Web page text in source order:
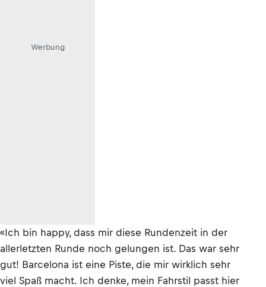
Werbung
«Ich bin happy, dass mir diese Rundenzeit in der
allerletzten Runde noch gelungen ist. Das war sehr
gut! Barcelona ist eine Piste, die mir wirklich sehr
viel Spaß macht. Ich denke, mein Fahrstil passt hier